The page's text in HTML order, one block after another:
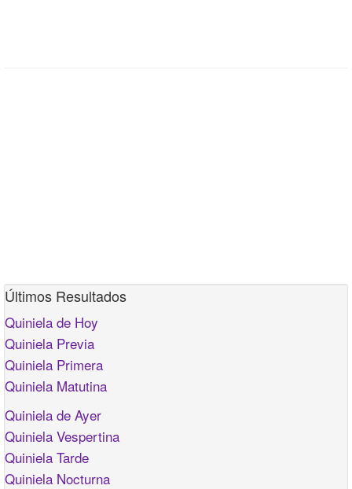
Últimos Resultados
Quiniela de Hoy
Quiniela Previa
Quiniela Primera
Quiniela Matutina
Quiniela de Ayer
Quiniela Vespertina
Quiniela Tarde
Quiniela Nocturna